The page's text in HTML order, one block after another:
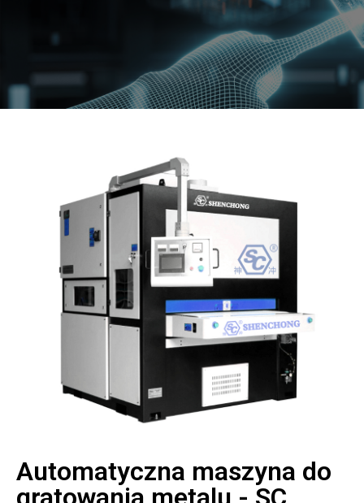
Automatyczna maszyna do